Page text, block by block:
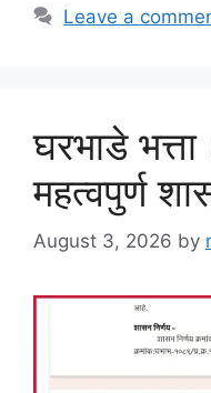
Leave a
घरभाडे
महत्वपुर्ण
August 3, 2026 by